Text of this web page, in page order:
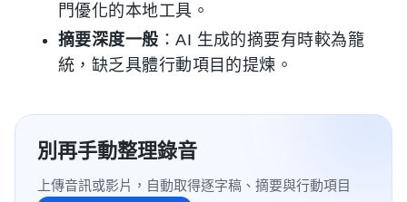
門優化的本地工具。
摘要深度一般 ：AI 生成的摘要有時較為籠
統，缺乏具體行動項目的提煉。
別再手動整理錄音
上傳音訊或影片，自動取得逐字稿、摘要與行動項目